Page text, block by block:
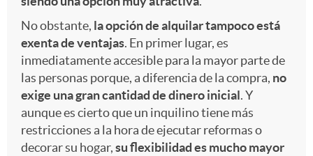
d
a
s
e
n
e
a
b
e
o
v
No obstante, la opción de alquilar tampoco está
exenta de ventajas. En primer lugar, es
inmediatamente accesible para la mayor parte de
las personas porque, a diferencia de la compra, no
exige una gran cantidad de dinero inicial. Y
aunque es cierto que un inquilino tiene más
restricciones a la hora de ejecutar reformas o
decorar su hogar,su flexibilidad es mucho mayor